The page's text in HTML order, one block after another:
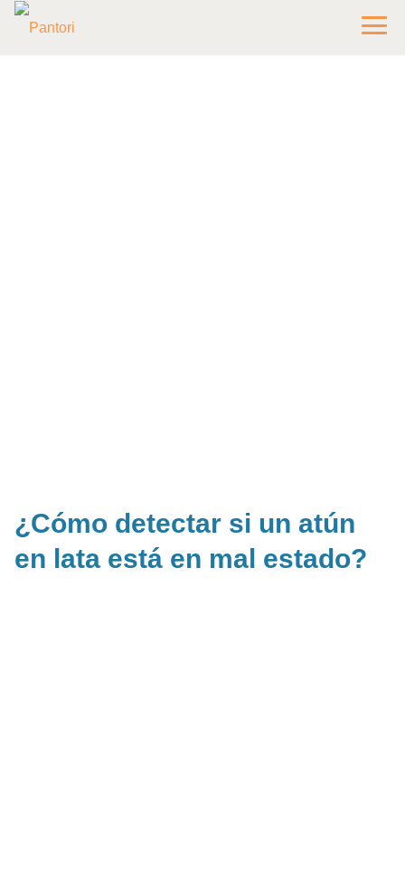
¿Cómo detectar si un atún
en lata está en mal estado?